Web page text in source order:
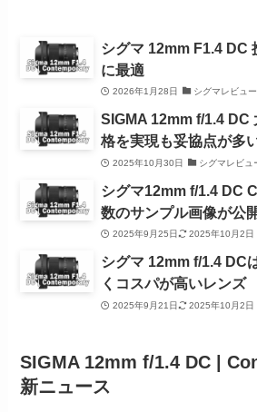
シグマ 12mm F1.4 DC
に最適
2026年1月28日 シグマレビュー
SIGMA 12mm f/1.4 DC
格を実現も妥協点が多
2025年10月30日 シグマレビュ
シグマ12mm f/1.4 DC
数のサンプル画像が公
2025年9月25日 2025年10月2日
シグマ 12mm f/1.4 DC
くコスパが高いレンズ
2025年9月21日 2025年10月2日
SIGMA 12mm f/1.4 DC |
新ニュース